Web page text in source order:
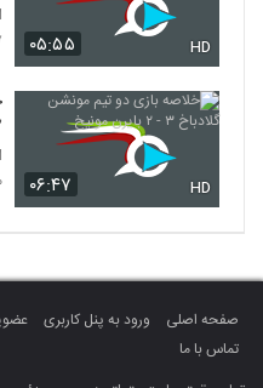
۰۵:۵۵ HD
۰۶:۴۷ HD
۲
صفحه اصلی ورود به پنل کاربری
تماس با ما